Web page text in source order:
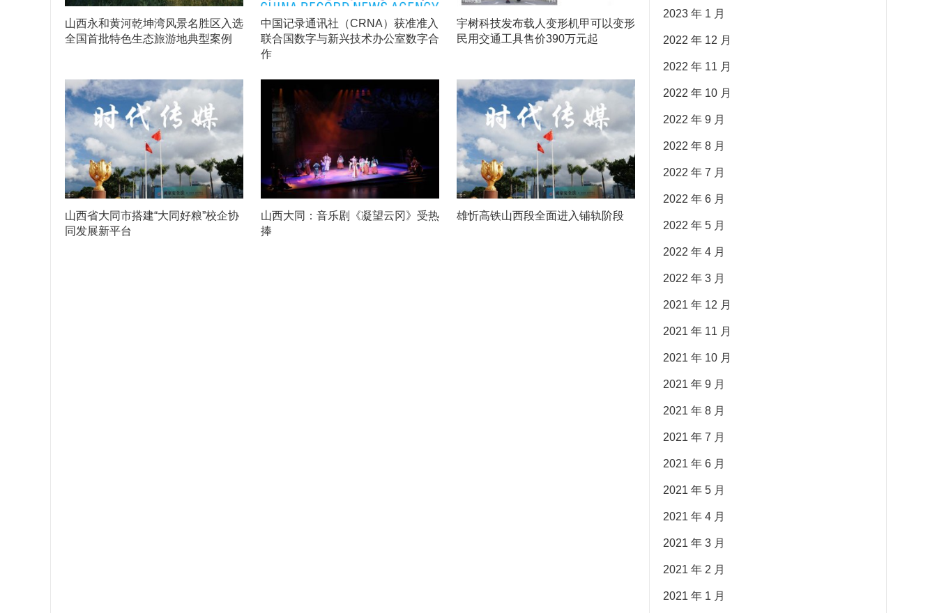
山西永和黄河乾坤湾风景名胜区入选
全国首批特色生态旅游地典型案例
中国记录通讯社（CRNA）获准准入
联合国数字与新兴技术办公室数字合
作
宇树科技发布载人变形机甲可以变形
民用交通工具售价390万元起
山西省大同市搭建“大同好粮”校企协
同发展新平台
山西大同：音乐剧《凝望云冈》受热
捧
雄忻高铁山西段全面进入铺轨阶段
2023 年 1 月
2022 年 12 月
2022 年 11 月
2022 年 10 月
2022 年 9 月
2022 年 8 月
2022 年 7 月
2022 年 6 月
2022 年 5 月
2022 年 4 月
2022 年 3 月
2021 年 12 月
2021 年 11 月
2021 年 10 月
2021 年 9 月
2021 年 8 月
2021 年 7 月
2021 年 6 月
2021 年 5 月
2021 年 4 月
2021 年 3 月
2021 年 2 月
2021 年 1 月